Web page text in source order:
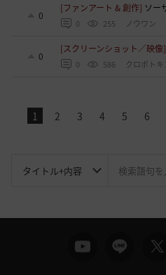
0
[ファンアート & 創作] ソー
0 255 ノウワン
0
[スクリーンショット／映像]
0 586 クロポトキ
1 2 3 4 5 6